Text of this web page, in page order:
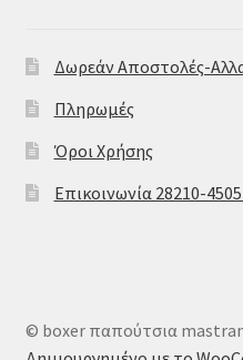
Δωρεάν Αποστολές-
Πληρωμές
Όροι Χρήσης
Επικοινωνία 28210-
© boxer παπούτσια